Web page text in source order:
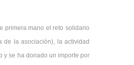
primera mano el reto solidario
de la asociación), la actividad
y se ha donado un importe por